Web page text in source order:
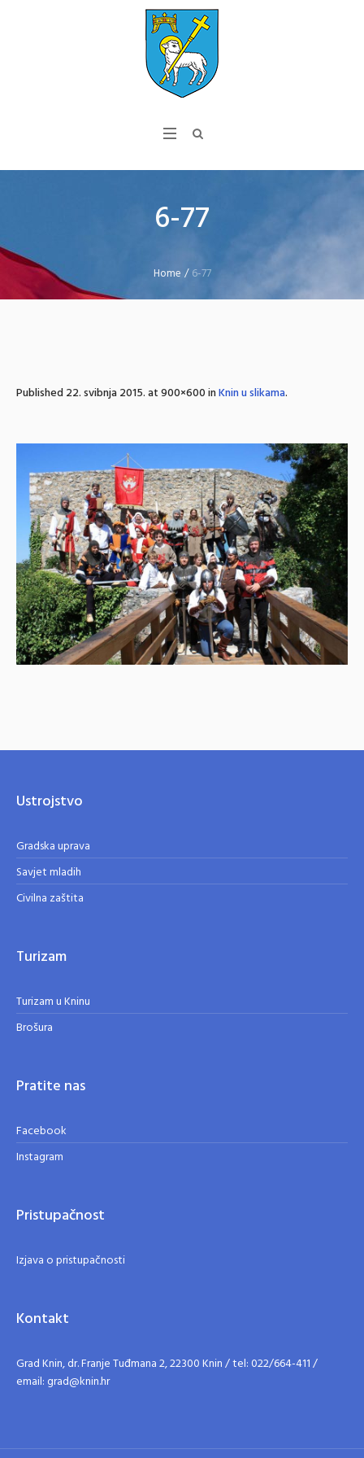
6-77
Home /6-77
Published22. svibnja 2015.at 900×600 inKnin u slikama.
Ustrojstvo
Gradska uprava
Savjet mladih
Civilna zaštita
Turizam
Turizam u Kninu
Brošura
Pratite nas
Facebook
Instagram
Pristupačnost
Izjava o pristupačnosti
Kontakt
Grad Knin, dr. Franje Tuđmana 2, 22300 Knin / tel: 022/664-411 /
email: grad@knin.hr